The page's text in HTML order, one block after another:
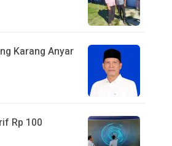
Karang Anyar
Rp 100